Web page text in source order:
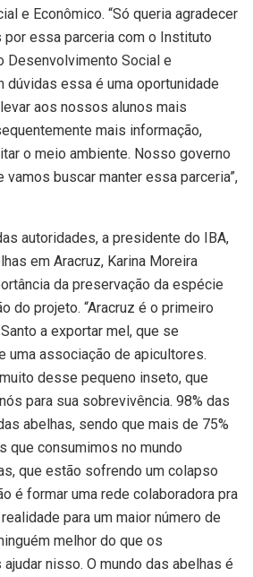
e Econômico. “Só queria agradecer
por essa parceria com o Instituto
Desenvolvimento Social e
dúvidas essa é uma oportunidade
aos nossos alunos mais
mais informação,
o meio ambiente. Nosso governo
buscar manter essa parceria”,
autoridades, a presidente do IBA,
em Aracruz, Karina Moreira
da preservação da espécie
do projeto. “Aracruz é o primeiro
a exportar mel, que se
uma associação de apicultores.
desse pequeno inseto, que
para sua sobrevivência. 98% das
abelhas, sendo que mais de 75%
que consumimos no mundo
que estão sofrendo um colapso
é formar uma rede colaboradora pra
para um maior número de
melhor do que os
nisso. O mundo das abelhas é